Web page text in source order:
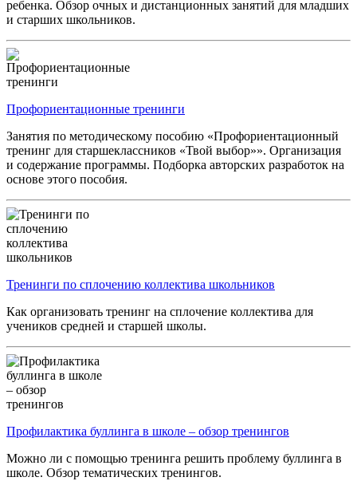
ребенка. Обзор очных и дистанционных занятий для младших
и старших школьников.
Профориентационные тренинги
Занятия по методическому пособию «Профориентационный
тренинг для старшеклассников «Твой выбор»». Организация
и содержание программы. Подборка авторских разработок на
основе этого пособия.
Тренинги по сплочению коллектива школьников
Как организовать тренинг на сплочение коллектива для
учеников средней и старшей школы.
Профилактика буллинга в школе – обзор тренингов
Можно ли с помощью тренинга решить проблему буллинга в
школе. Обзор тематических тренингов.